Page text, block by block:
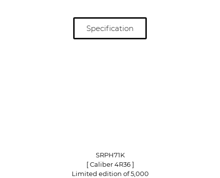
Specification
SRPH71K
[ Caliber 4R36 ]
Limited edition of 5,000